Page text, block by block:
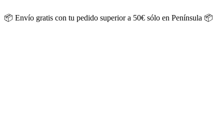
al
📦 Envío gratis con tu pedido superior a 50€ sólo en Península 📦